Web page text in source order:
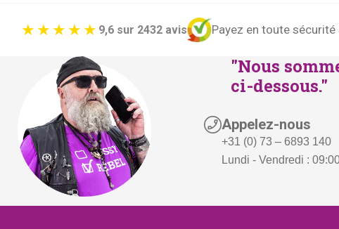
Payez en toute sécurité
9,6 sur 2432 avis
"Nous
ci-dessous."
Appelez-nous
+31 (0) 73 – 6893 140
Lundi - Vendredi :